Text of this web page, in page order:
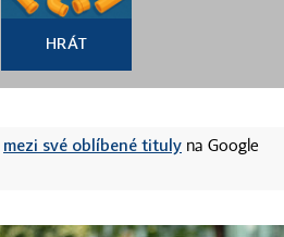
HRÁT
mezi své oblíbené tituly na Google